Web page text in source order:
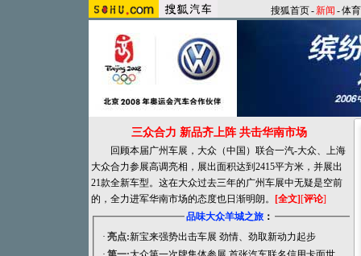
搜狐首页-新闻 -体育
三众合力 新品齐上阵 共击华南市场
回顾本届广州车展，大众（中国）联合一汽-大众、上海
大众合力参展高调亮相，展出面积达到2415平方米，并展出
21款全新车型。这在大众过去三年的广州车展中无疑是空前
的，全力进军华南市场的态度也日渐明朗。
[全文] [评论]
品味大众羊城之旅 ：
· 亮点:新宝来强势出击车展 劲情、劲取新动力起步